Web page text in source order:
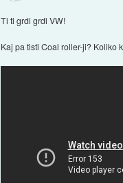
Ti ti grdi grdi VW!
Kaj pa tisti Coal roller-ji? Koliko